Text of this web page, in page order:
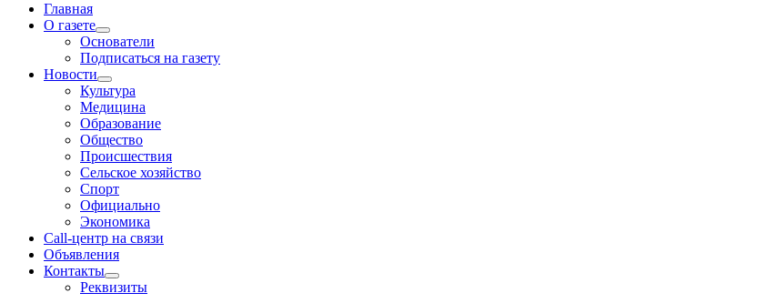
Главная
О газете
Основатели
Подписаться на газету
Новости
Культура
Медицина
Образование
Общество
Происшествия
Сельское хозяйство
Спорт
Официально
Экономика
Call-центр на связи
Объявления
Контакты
Реквизиты